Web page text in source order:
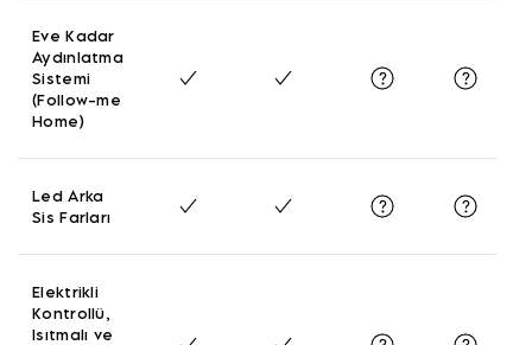
Eve Kadar
Aydınlatma
Sistemi
(Follow-me
Home)
Led Arka
Sis Farları
Elektrikli
Kontrollü,
Isıtmalı ve